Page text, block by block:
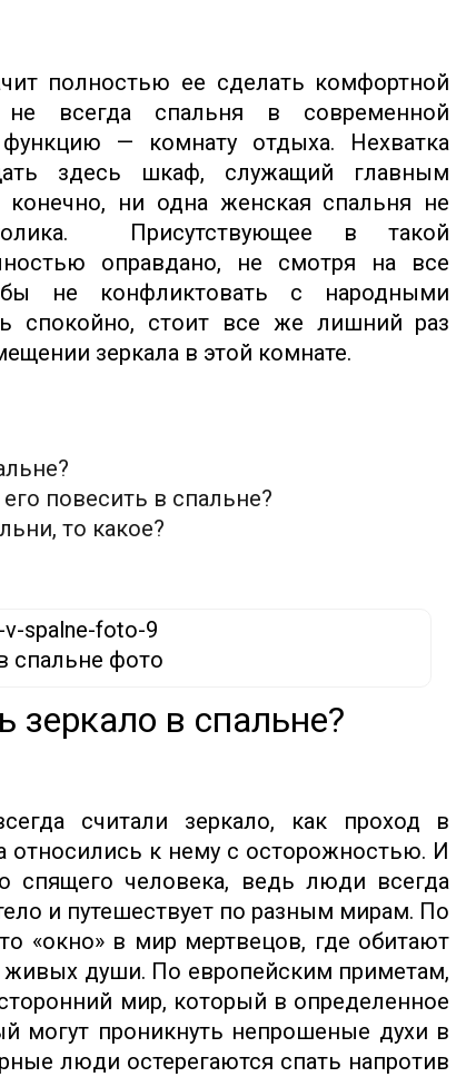
полностью ее сделать комфортной
всегда спальня в современной
— комнату отдыха. Нехватка
здесь шкаф, служащий главным
ни одна женская спальня не
Присутствующее в такой
оправдано, не смотря на все
не конфликтовать с народными
спокойно, стоит все же лишний раз
зеркала в этой комнате.
его повесить в спальне?
то какое?
спальне фото
в спальне?
считали зеркало, как проход в
относились к нему с осторожностью. И
спящего человека, ведь люди всегда
и путешествует по разным мирам. По
«окно» в мир мертвецов, где обитают
души. По европейским приметам,
мир, который в определенное
могут проникнуть непрошеные духи в
люди остерегаются спать напротив